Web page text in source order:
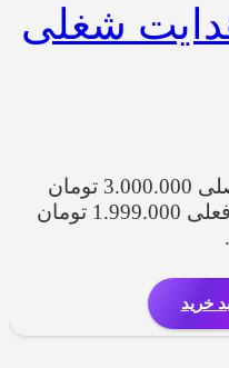
شغلی
قیمت اصلی 3.000.000 تومان
قیمت فعلی 1.999.000 تومان
خرید